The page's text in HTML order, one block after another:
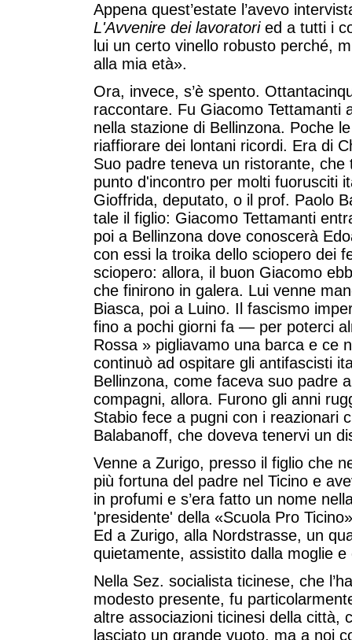
Appena quest’estate l’avevo
L'Avvenire dei lavoratori ed a tutti i
lui un certo vinello robusto perché,
alla mia età».
Ora, invece, s’è spento.
raccontare. Fu Giacomo Tettamanti
nella stazione di Bellinzona. Poche
riaffiorare dei lontani ricordi. Era di
Suo padre teneva un ristorante,
punto d'incontro per molti fuorusciti
Gioffrida, deputato, o il prof. Paolo
tale il figlio: Giacomo Tettamanti
poi a Bellinzona dove conoscerà
con essi la troika dello sciopero dei
sciopero: allora, il buon Giacomo
che finirono in galera. Lui venne
Biasca, poi a Luino. Il fascismo
fino a pochi giorni fa — per poterci
Rossa » pigliavamo una barca e ce
continuò ad ospitare gli antifascisti
Bellinzona, come faceva suo padre
compagni, allora. Furono gli anni
Stabio fece a pugni con i reazionari
Balabanoff, che doveva tenervi un
Venne a Zurigo, presso il figlio che
più fortuna del padre nel Ticino e
in profumi e s’era fatto un nome
'presidente' della «Scuola Pro
Ed a Zurigo, alla Nordstrasse, un
quietamente, assistito dalla moglie e
Nella Sez. socialista ticinese, che
modesto presente, fu
altre associazioni ticinesi della città,
lasciato un grande vuoto, ma a noi